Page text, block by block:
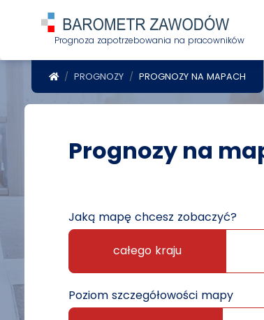
Prognoza zapotrzebowania na pracowników
POWRÓT DO STRONY GŁÓWNEJ
PROGNOZY PROGNOZY NA MAPACH
Prognozy na
Jaką mapę chcesz zobaczyć?
całego kraju
Poziom szczegółowości mapy